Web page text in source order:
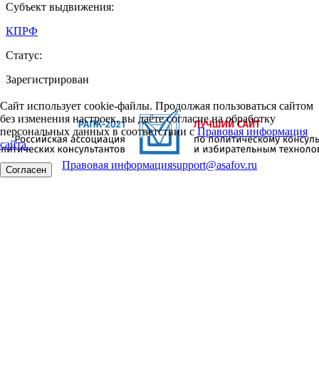
Субъект выдвижения:
КПРФ
Статус:
Зарегистрирован
Сайт использует cookie-файлы. Продолжая пользоваться сайтом
без изменения настроек, вы даёте согласие на обработку
персональных данных в соответствии сПравовая информация
сайта.
Согласен Правовая информацияsupport@asafov.ru